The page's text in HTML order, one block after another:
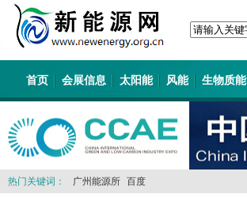
首页 会展信息 太阳能 风能 生物质能
热门关键词： 广州能源所 百度